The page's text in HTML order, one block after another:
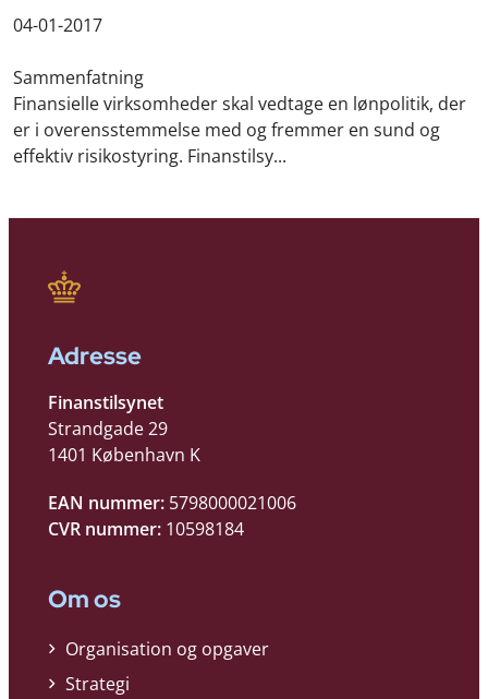
04-01-2017
Sammenfatning
Finansielle virksomheder skal vedtage en lønpolitik, der
er i overensstemmelse med og fremmer en sund og
effektiv risikostyring. Finanstilsy...
Adresse
Finanstilsynet
Strandgade 29
1401 København K
EAN nummer: 5798000021006
CVR nummer: 10598184
Om os
Organisation og opgaver
Strategi